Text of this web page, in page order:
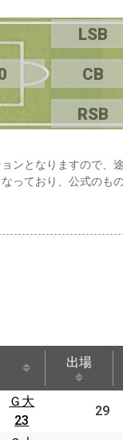
LSB
CB
RSB
ンとなりますので、
っており、公式のも
出場
Ｇ大
23
29
Ｇ大
23